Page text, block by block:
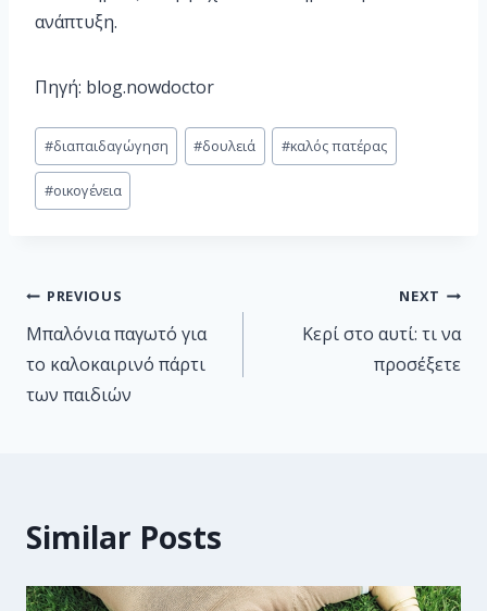
ανάπτυξη.
Πηγή: blog.nowdoctor
#διαπαιδαγώγηση #δουλειά #καλός πατέρας
#οικογένεια
PREVIOUS
Μπαλόνια παγωτό για
το καλοκαιρινό πάρτι
των παιδιών
NEXT
Κερί στο αυτί: τι να
προσέξετε
Similar Posts